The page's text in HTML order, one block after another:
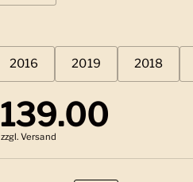
2016 2019 2018
Preis
Versand